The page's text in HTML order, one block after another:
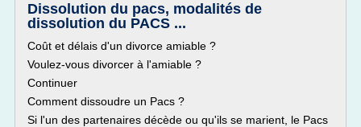
Dissolution du pacs, modalités de
dissolution du PACS ...
Coût et délais d'un divorce amiable ?
Voulez-vous divorcer à l'amiable ?
Continuer
Comment dissoudre un Pacs ?
Si l'un des partenaires décède ou qu'ils se marient, le Pacs